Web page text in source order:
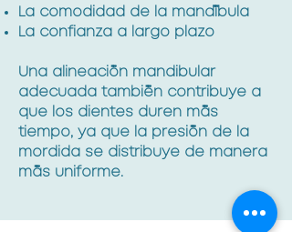
La comodidad de la mandíbula
La confianza a largo plazo
Una alineación mandibular
adecuada también contribuye a
que los dientes duren más
tiempo, ya que la presión de la
mordida se distribuye de manera
más uniforme.